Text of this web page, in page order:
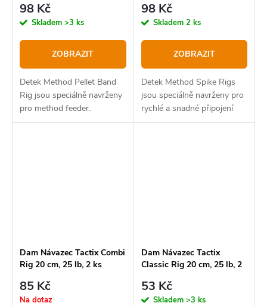
98 Kč
Skladem >3 ks
ZOBRAZIT
Detek Method Pellet Band
Rig jsou speciálně navrženy
pro method feeder.
98 Kč
Skladem 2 ks
ZOBRAZIT
Detek Method Spike Rigs
jsou speciálně navrženy pro
rychlé a snadné připojení
mini boilie.
Dam Návazec Tactix Combi
Rig 20 cm, 25 lb, 2 ks
85 Kč
Na dotaz
Dam Návazec Tactix
Classic Rig 20 cm, 25 lb, 2
53 Kč
Skladem >3 ks